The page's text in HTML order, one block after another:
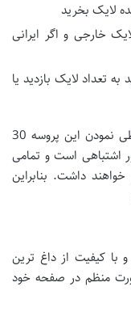
خارجی و اگر ایرانی
تعداد لایک بازدید یا
شاید این سوال در ذهنتان ایجاد شود که با طی نمودن این پروسه 30
اشتباهی است و تمامی
داشت. بنابراین
با کیفیت از داغ ترین
منظم در صفحه خود